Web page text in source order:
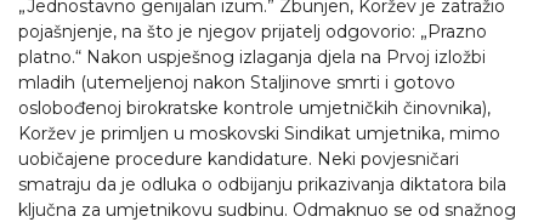
„Jednostavno genijalan izum.” Zbunjen, Koržev je zatražio
pojašnjenje, na što je njegov prijatelj odgovorio: „Prazno
platno.“ Nakon uspješnog izlaganja djela na Prvoj izložbi
mladih (utemeljenoj nakon Staljinove smrti i gotovo
oslobođenoj birokratske kontrole umjetničkih činovnika),
Koržev je primljen u moskovski Sindikat umjetnika, mimo
uobičajene procedure kandidature. Neki povjesničari
smatraju da je odluka o odbijanju prikazivanja diktatora bila
ključna za umjetnikovu sudbinu. Odmaknuo se od snažnog